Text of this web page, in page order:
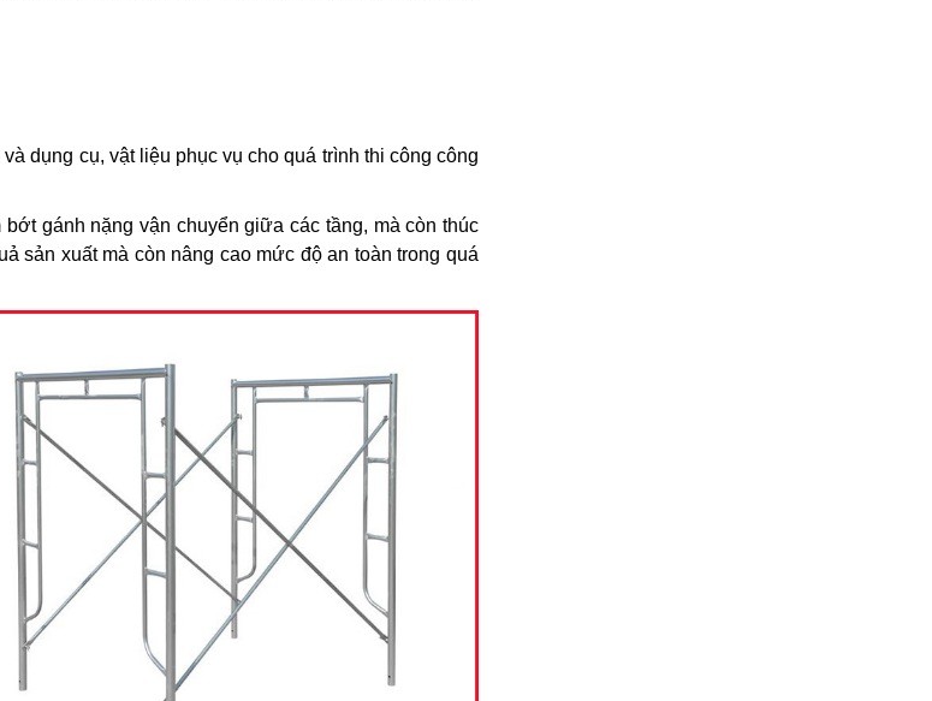
dụng cụ, vật liệu phục vụ cho quá trình thi công công
gánh nặng vận chuyển giữa các tầng, mà còn thúc
sản xuất mà còn nâng cao mức độ an toàn trong quá